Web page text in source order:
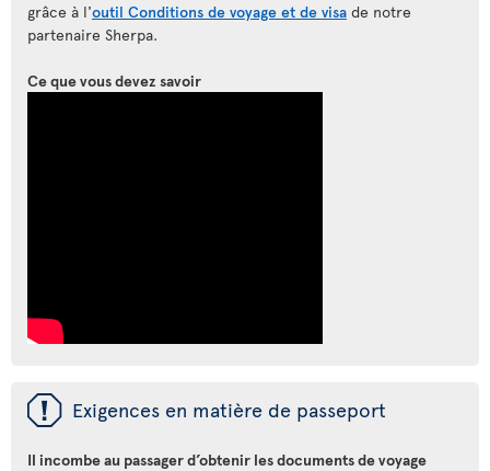
grâce à l'outil Conditions de voyage et de visa
partenaire Sherpa.
Ce que vous devez savoir
ü Exigences en matière de passeport
Il incombe au passager d’obtenir les documents de voyage